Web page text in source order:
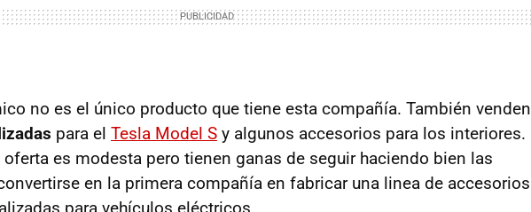
no es el único producto que tiene esta compañía. También venden
para el Tesla Model S y algunos accesorios para los interiores.
es modesta pero tienen ganas de seguir haciendo bien las
en la primera compañía en fabricar una linea de accesorios